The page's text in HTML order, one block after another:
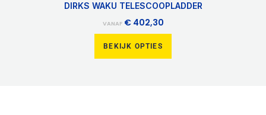
DIRKS WAKU TELESCOOPLADDER
VANAF €402,30
BEKIJK OPTIES